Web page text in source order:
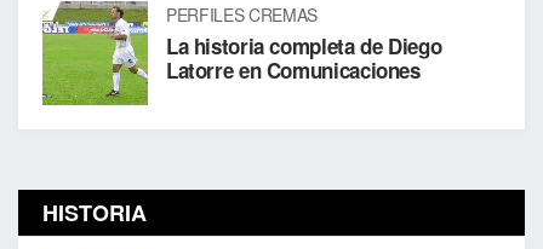
PERFILES CREMAS
La historia completa de Diego
Latorre en Comunicaciones
HISTORIA